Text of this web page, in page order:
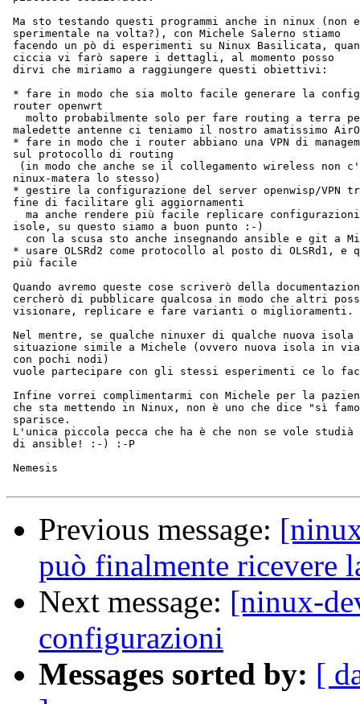
Ma sto testando questi programmi anche in ninux (non
sperimentale na volta?), con Michele Salerno stiamo
facendo un pò di esperimenti su Ninux Basilicata,
ciccia vi farò sapere i dettagli, al momento posso
dirvi che miriamo a raggiungere questi obiettivi:
* fare in modo che sia molto facile generare la
router openwrt
molto probabilmente solo per fare routing a terra
maledette antenne ci teniamo il nostro amatissimo
* fare in modo che i router abbiano una VPN di
sul protocollo di routing
(in modo che anche se il collegamento wireless non
ninux-matera lo stesso)
* gestire la configurazione del server openwisp/VPN
fine di facilitare gli aggiornamenti
ma anche rendere più facile replicare
isole, su questo siamo a buon punto :-)
con la scusa sto anche insegnando ansible e git a
* usare OLSRd2 come protocollo al posto di OLSRd1,
più facile
Quando avremo queste cose scriverò della
cercherò di pubblicare qualcosa in modo che altri
visionare, replicare e fare varianti o miglioramenti.
Nel mentre, se qualche ninuxer di qualche nuova
situazione simile a Michele (ovvero nuova isola in
con pochi nodi)
vuole partecipare con gli stessi esperimenti ce lo
Infine vorrei complimentarmi con Michele per la
che sta mettendo in Ninux, non è uno che dice "sì
sparisce.
L'unica piccola pecca che ha è che non se vole studià
di ansible! :-) :-P
Nemesis
Previous message:
può finalmente ricevere
Next message: [ninux-
configurazioni
Messages sorted by: [